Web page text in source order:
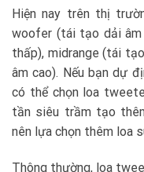
Hiện nay trên thị
woofer (tái tạo dải
thấp), midrange (tái
âm cao). Nếu bạn dự
có thể chọn loa
tần siêu trầm tạo
nên lựa chọn thêm loa
Thông thường, loa